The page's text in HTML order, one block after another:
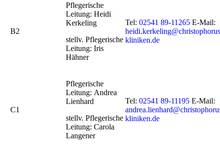
B2
Pflegerische
Leitung: Heidi
Kerkeling
stellv. Pflegerische
Leitung: Iris
Hähner
Tel: 02541 89-11265 E-Mail:
kliniken.de
C1
Pflegerische
Leitung: Andrea
Lienhard
stellv. Pflegerische
Leitung: Carola
Langener
Tel: 02541 89-11195 E-Mail:
kliniken.de